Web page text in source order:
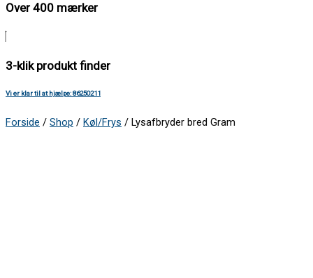
Over 400 mærker
3-klik produkt finder
Vi er klar til at hjælpe: 86250211
Forside / Shop / Køl/Frys / Lysafbryder bred Gram